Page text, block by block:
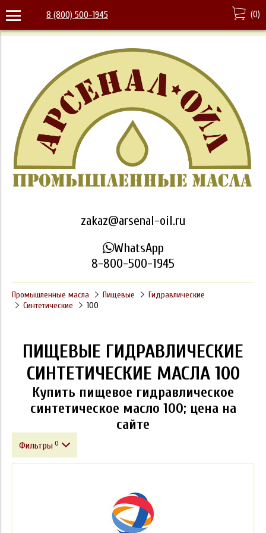
8 (800) 500-1945 (0)
zakaz@arsenal-oil.ru
WhatsApp
8-800-500-1945
Промышленные масла Пищевые
Гидравлические
Синтетические
100
ПИЩЕВЫЕ ГИДРАВЛИЧЕСКИЕ
СИНТЕТИЧЕСКИЕ МАСЛА 100
Купить пищевое гидравлическое
синтетическое масло 100; цена на
сайте
Фильтры 0